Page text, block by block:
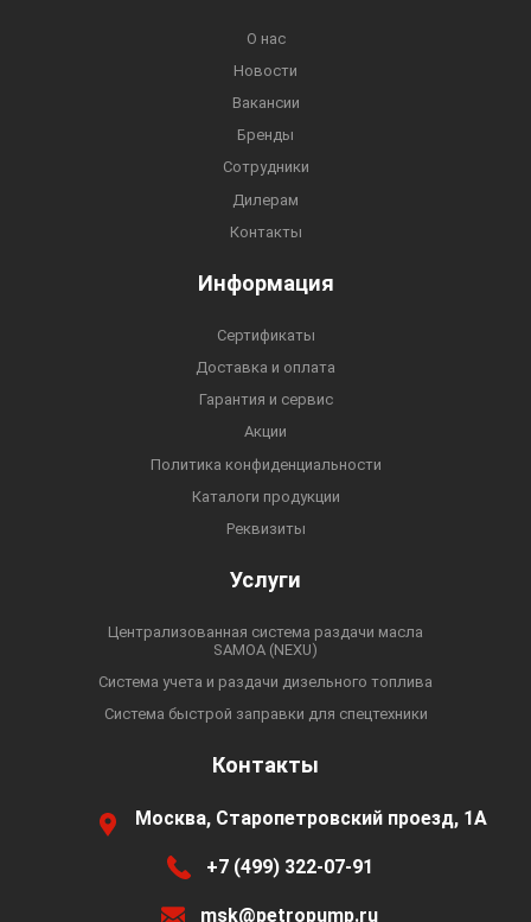
О нас
Новости
Вакансии
Бренды
Сотрудники
Дилерам
Контакты
Информация
Сертификаты
Доставка и оплата
Гарантия и сервис
Акции
Политика конфиденциальности
Каталоги продукции
Реквизиты
Услуги
Централизованная система раздачи масла
SAMOA (NEXU)
Система учета и раздачи дизельного топлива
Система быстрой заправки для спецтехники
Контакты
Москва, Старопетровский проезд, 1А
+7 (499) 322-07-91
msk@petropump.ru